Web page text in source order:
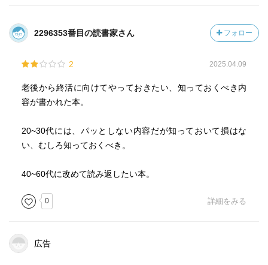
2296353番目の読書家さん フォロー
2 2025.04.09
老後から終活に向けてやっておきたい、知っておくべき内
容が書かれた本。
20~30代には、パッとしない内容だが知っておいて損はな
い、むしろ知っておくべき。
40~60代に改めて読み返したい本。
0 詳細をみる
広告